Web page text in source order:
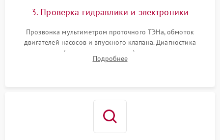
3. Проверка гидравлики и электроники
Прозвонка мультиметром проточного ТЭНа, обмоток
двигателей насосов и впускного клапана. Диагностика
прессостата (датчика уровня воды), датчика мутности,
концевика дверцы и электронного модуля управления.
Подробнее